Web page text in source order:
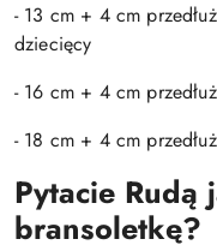
- 13 cm + 4 cm
dziecięcy
- 16 cm + 4 cm
- 18 cm + 4 cm
Pytacie Rudą
bransoletkę?